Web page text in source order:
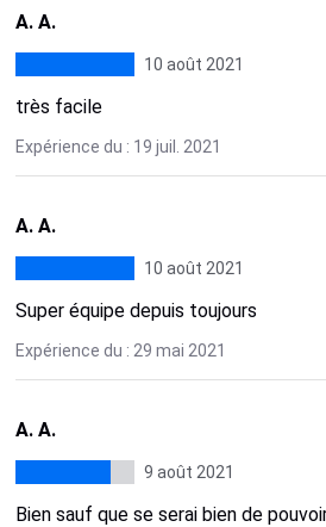
A. A.
10 août 2021
très facile
Expérience du : 19 juil. 2021
A. A.
10 août 2021
Super équipe depuis toujours
Expérience du : 29 mai 2021
A. A.
9 août 2021
Bien sauf que se serai bien de